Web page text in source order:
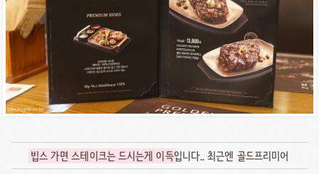
빕스 가면 스테이크는 드시는게 이득입니다.. 최근엔 골드프리미어